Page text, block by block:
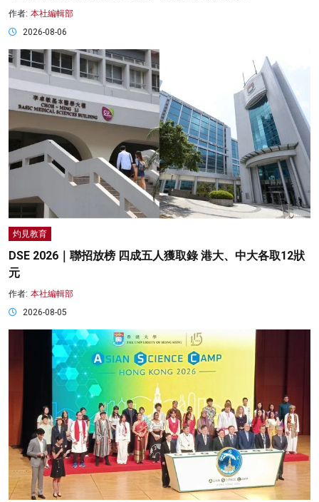
作者: 本社編輯部
2026-08-06
灼見教育
DSE 2026｜聯招放榜 四成五人獲取錄 港大、中大各取12狀
元
作者: 本社編輯部
2026-08-05